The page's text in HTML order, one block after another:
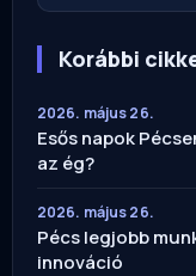
Korábbi
2026. május 26.
Esős napok
az ég?
2026. május 26.
Pécs legjobb
innováció